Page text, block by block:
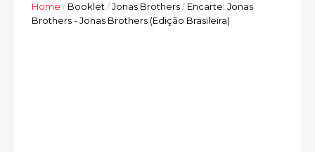
Home / Booklet /Jonas Brothers/ Encarte: Jonas
Brothers - Jonas Brothers (Edição Brasileira)